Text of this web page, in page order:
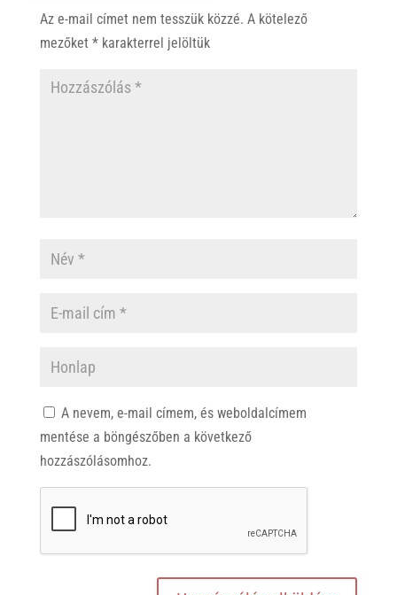
Az e-mail címet nem tesszük közzé. A kötelező
mezőket *karakterrel jelöltük
A nevem, e-mail címem, és weboldalcímem
mentése a böngészőben a következő
hozzászólásomhoz.